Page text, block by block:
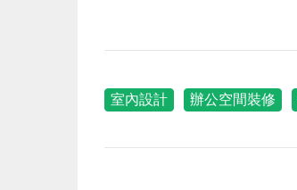
室內設計 辦公空間裝修